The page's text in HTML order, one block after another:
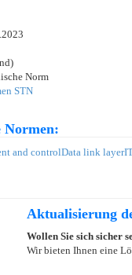
Norm
STN
Normen:
and controlData link layer
Aktualisierung
Wollen Sie sich sicher
Wir bieten Ihnen eine